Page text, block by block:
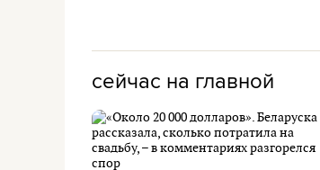
сейчас на главной